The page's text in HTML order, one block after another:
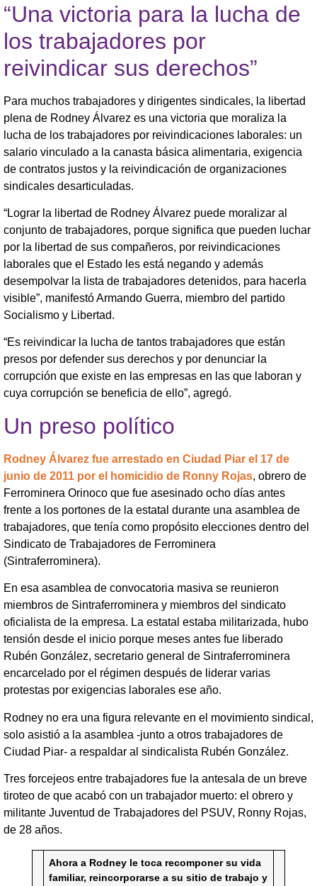
“Una victoria para la lucha de
los trabajadores por
reivindicar sus derechos”
Para muchos trabajadores y dirigentes sindicales, la libertad
plena de Rodney Álvarez es una victoria que moraliza la
lucha de los trabajadores por reivindicaciones laborales: un
salario vinculado a la canasta básica alimentaria, exigencia
de contratos justos y la reivindicación de organizaciones
sindicales desarticuladas.
“Lograr la libertad de Rodney Álvarez puede moralizar al
conjunto de trabajadores, porque significa que pueden luchar
por la libertad de sus compañeros, por reivindicaciones
laborales que el Estado les está negando y además
desempolvar la lista de trabajadores detenidos, para hacerla
visible”, manifestó Armando Guerra, miembro del partido
Socialismo y Libertad.
“Es reivindicar la lucha de tantos trabajadores que están
presos por defender sus derechos y por denunciar la
corrupción que existe en las empresas en las que laboran y
cuya corrupción se beneficia de ello”, agregó.
Un preso político
Rodney Álvarez fue arrestado en Ciudad Piar el 17 de
junio de 2011 por el homicidio de Ronny Rojas, obrero de
Ferrominera Orinoco que fue asesinado ocho días antes
frente a los portones de la estatal durante una asamblea de
trabajadores, que tenía como propósito elecciones dentro del
Sindicato de Trabajadores de Ferrominera
(Sintraferrominera).
En esa asamblea de convocatoria masiva se reunieron
miembros de Sintraferrominera y miembros del sindicato
oficialista de la empresa. La estatal estaba militarizada, hubo
tensión desde el inicio porque meses antes fue liberado
Rubén González, secretario general de Sintraferrominera
encarcelado por el régimen después de liderar varias
protestas por exigencias laborales ese año.
Rodney no era una figura relevante en el movimiento sindical,
solo asistió a la asamblea -junto a otros trabajadores de
Ciudad Piar- a respaldar al sindicalista Rubén González.
Tres forcejeos entre trabajadores fue la antesala de un breve
tiroteo de que acabó con un trabajador muerto: el obrero y
militante Juventud de Trabajadores del PSUV, Ronny Rojas,
de 28 años.
Ahora a Rodney le toca recomponer su vida
familiar, reincorporarse a su sitio de trabajo y